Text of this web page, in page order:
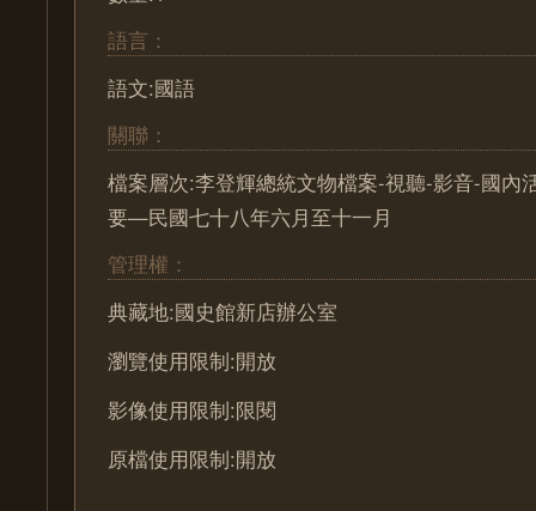
語言：
語文:國語
關聯：
檔案層次:李登輝總統文物檔案-視聽-影音-國內
要—民國七十八年六月至十一月
管理權：
典藏地:國史館新店辦公室
瀏覽使用限制:開放
影像使用限制:限閱
原檔使用限制:開放